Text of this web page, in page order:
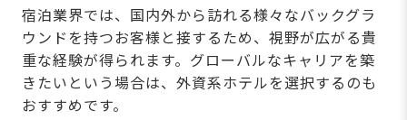
宿泊業界では、国内外から訪れる様々なバックグラ
ウンドを持つお客様と接するため、視野が広がる貴
重な経験が得られます。グローバルなキャリアを築
きたいという場合は、外資系ホテルを選択するのも
おすすめです。